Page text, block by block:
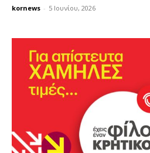
kornews - 5 Ιουνίου, 2026